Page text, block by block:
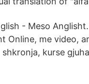
- Meso
Online, me video,
kurse